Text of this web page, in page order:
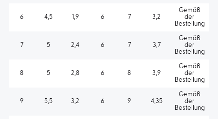
6 4,5 1,9 6 7 3,2
Gemäß
der
Bestellung
7 5 2,4 6 7 3,7
Gemäß
der
Bestellung
8 5 2,8 6 8 3,9
Gemäß
der
Bestellung
9 5,5 3,2 6 9 4,35
Gemäß
der
Bestellung